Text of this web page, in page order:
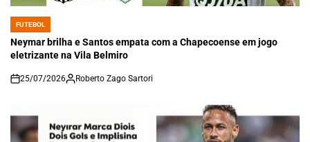
POSTED
IN
FUTEBOL
Neymar brilha e Santos empata com a Chapecoense em jogo
eletrizante na Vila Belmiro
on
25/07/2026 Roberto Zago Sartori